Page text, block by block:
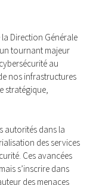
Direction Générale
tournant majeur
au
nos infrastructures
stratégique,
autorités dans la
des services
Ces avancées
s’inscrire dans
des menaces